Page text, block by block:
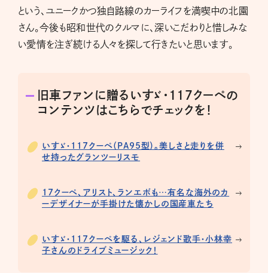
という、ユニークかつ独自路線のカーライフを満喫中の北園
さん。今後も昭和世代のクルマに、深いこだわりと惜しみな
い愛情を注ぎ続ける人々を探して行きたいと思います。
旧車ファンに贈るいすゞ・117クーペの
コンテンツはこちらでチェックを！
いすゞ・117クーペ（PA95型）。美しさと走りを併
せ持ったグランツーリスモ
17クーペ、アリスト、ランエボも…有名な海外のカ
ーデザイナーが手掛けた懐かしの国産車たち
いすゞ・117クーペを駆る、レジェンド歌手・小林幸
子さんのドライブミュージック！